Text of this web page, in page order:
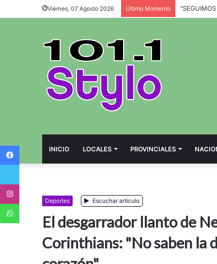
Viernes, 07 Agosto 2026 Último Momento
INICIO LOCALES PROVINCIALES
Deportes Escuchar artículo
El desgarrador llanto de
Corinthians: "No saben la
Twitter
WhatsApp